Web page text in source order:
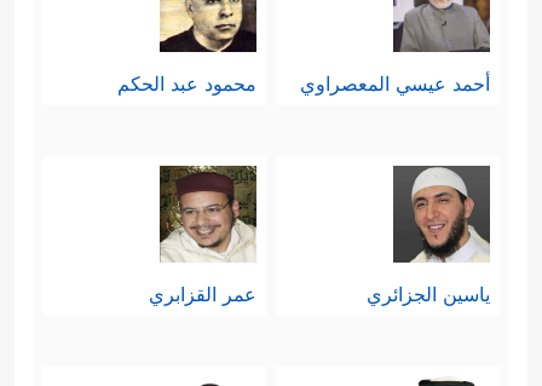
أحمد عيسي المعصراوي محمود عبد الحكم
ياسين الجزائري عمر القزابري